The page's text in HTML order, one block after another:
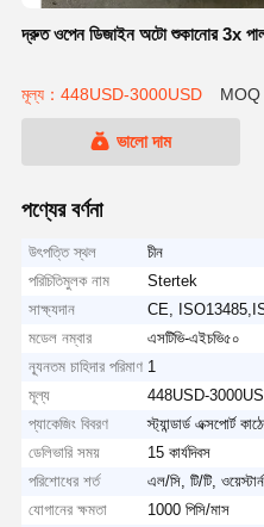
দ্রুত ওপেন ডিজাইন অটো শুকানোর 3x
মূল্য：448USD-3000USD MOQ
ভালো দাম
পণ্যের বর্ণনা
উৎপত্তি স্থল
চীন
পরিচিতিমুলক নাম
Stertek
সাক্ষ্যদান
CE,
মডেল নম্বার
এসটিভি-এইচভি৫০
ন্যূনতম চাহিদার পরিমাণ 1
মূল্য
448USD-
প্যাকেজিং বিবরণ
স্ট্যান্ডার্ড এক্সপোর্ট
ডেলিভারি সময়
15 কার্যদিবস
পরিশোধের শর্ত
এল/সি, টি/টি,
যোগানের ক্ষমতা
1000 পিসি/মাস